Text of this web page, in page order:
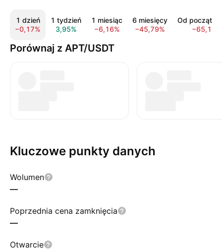
1 dzień
−0,17%
1 tydzień
3,95%
1 miesiąc
−6,16%
6 miesięcy
−45,79%
Od początku
−65,10%
Porównaj z APT/USDT
Kluczowe punkty danych
Wolumen
—
Poprzednia cena zamknięcia
—
Otwarcie